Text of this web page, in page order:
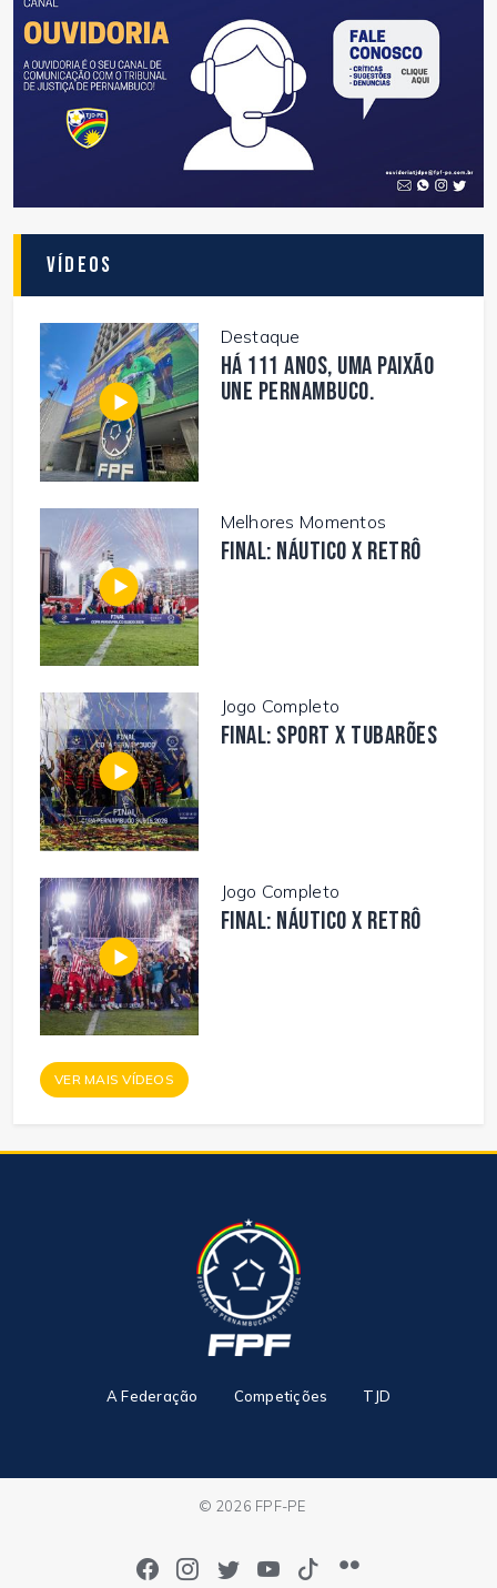
Vídeos
Destaque
Há 111 anos, uma paixão
une Pernambuco.
Melhores Momentos
FINAL: NÁUTICO X RETRÔ
Jogo Completo
FINAL: SPORT X TUBARÕES
Jogo Completo
FINAL: NÁUTICO X RETRÔ
VER MAIS VÍDEOS
A Federação Competições TJD
© 2026 FPF-PE